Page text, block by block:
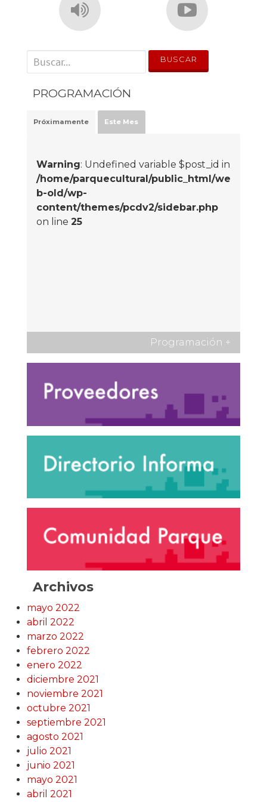
' . __('Search for:') . '
PROGRAMACIÓN
Próximamente Este Mes
Warning: Undefined variable $post_id in
/home/parquecultural/public_html/we
b-old/wp-
content/themes/pcdv2/sidebar.php
on line 25
Programación +
Archivos
mayo 2022
abril 2022
marzo 2022
febrero 2022
enero 2022
diciembre 2021
noviembre 2021
octubre 2021
septiembre 2021
agosto 2021
julio 2021
junio 2021
mayo 2021
abril 2021